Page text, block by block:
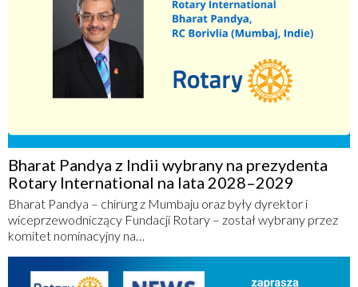
Bharat Pandya z Indii wybrany na prezydenta
Rotary International na lata 2028–2029
Bharat Pandya – chirurg z Mumbaju oraz były dyrektor i
wiceprzewodniczący Fundacji Rotary – został wybrany przez
komitet nominacyjny na…